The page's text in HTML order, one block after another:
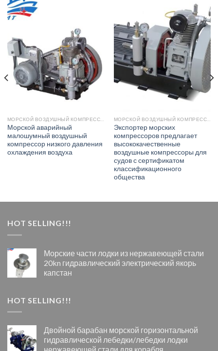
Морской аварийный
малошумный воздушный
компрессор низкого давления
охлаждения воздуха
Экспортер морских
компрессоров предлагает
высококачественные
воздушные компрессоры для
судов с сертификатом
классификационного
общества
HOT SELLING!!!
Морские части лодки из нержавеющей стали
20kn гидравлический электрический якорь
капстан
HOT SELLING!!!
Двойной барабан морской горизонтальной
гидравлической лебедки/лебедки лодки